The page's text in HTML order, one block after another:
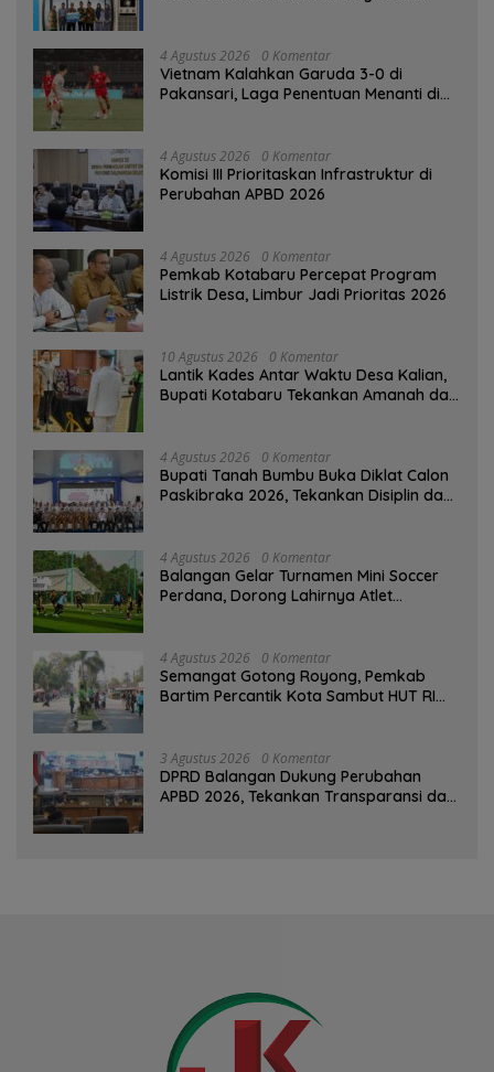
4 Agustus 2026 0 Komentar
Vietnam Kalahkan Garuda 3-0 di
Pakansari, Laga Penentuan Menanti di
4 Agustus 2026 0 Komentar
‎Komisi III Prioritaskan Infrastruktur di
Perubahan APBD 2026
4 Agustus 2026 0 Komentar
Pemkab Kotabaru Percepat Program
Listrik Desa, Limbur Jadi Prioritas 2026
10 Agustus 2026 0 Komentar
Lantik Kades Antar Waktu Desa Kalian,
Bupati Kotabaru Tekankan Amanah dan
4 Agustus 2026 0 Komentar
Bupati Tanah Bumbu Buka Diklat Calon
Paskibraka 2026, Tekankan Disiplin dan
4 Agustus 2026 0 Komentar
Balangan Gelar Turnamen Mini Soccer
Perdana, Dorong Lahirnya Atlet
4 Agustus 2026 0 Komentar
Semangat Gotong Royong, Pemkab
Bartim Percantik Kota Sambut HUT RI
3 Agustus 2026 0 Komentar
DPRD Balangan Dukung Perubahan
APBD 2026, Tekankan Transparansi dan